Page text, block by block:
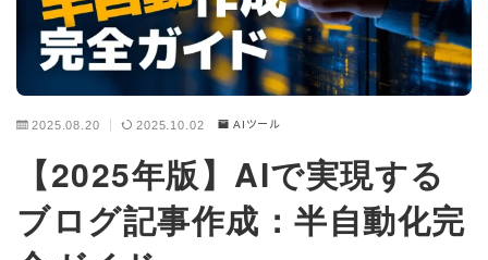
運営者
2025.08.20 2025.10.02 AIツール
【2025年版】AIで実現する
ブログ記事作成：半自動化完